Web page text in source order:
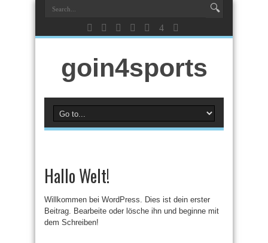
goin4sports
Hallo Welt!
Willkommen bei WordPress. Dies ist dein erster
Beitrag. Bearbeite oder lösche ihn und beginne mit
dem Schreiben!